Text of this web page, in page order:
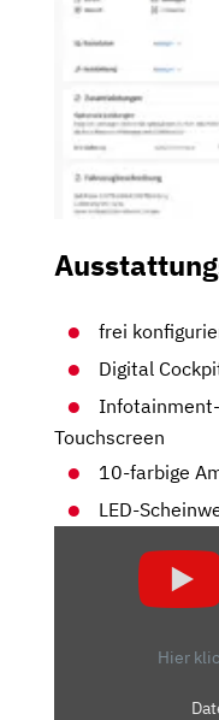
frei
Digital
Touchscreen
10-farbige
LED-
Hier